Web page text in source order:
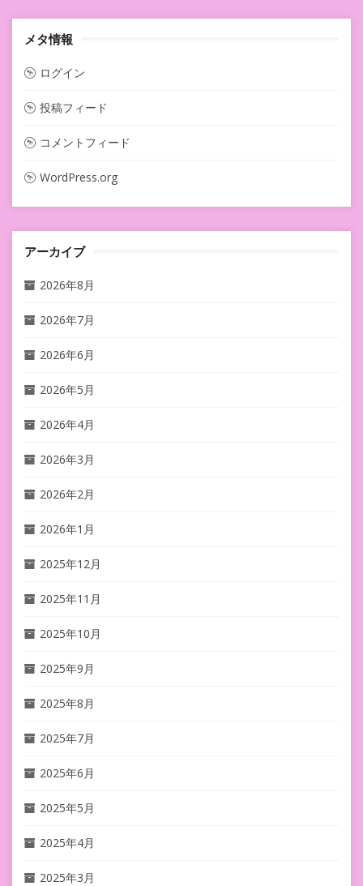
メタ情報
ログイン
投稿フィード
コメントフィード
WordPress.org
アーカイブ
2026年8月
2026年7月
2026年6月
2026年5月
2026年4月
2026年3月
2026年2月
2026年1月
2025年12月
2025年11月
2025年10月
2025年9月
2025年8月
2025年7月
2025年6月
2025年5月
2025年4月
2025年3月